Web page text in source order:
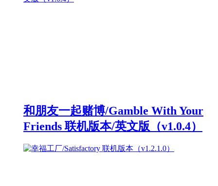
和朋友一起赌博/Gamble With Your
Friends 联机版本/英文版（v1.0.4）